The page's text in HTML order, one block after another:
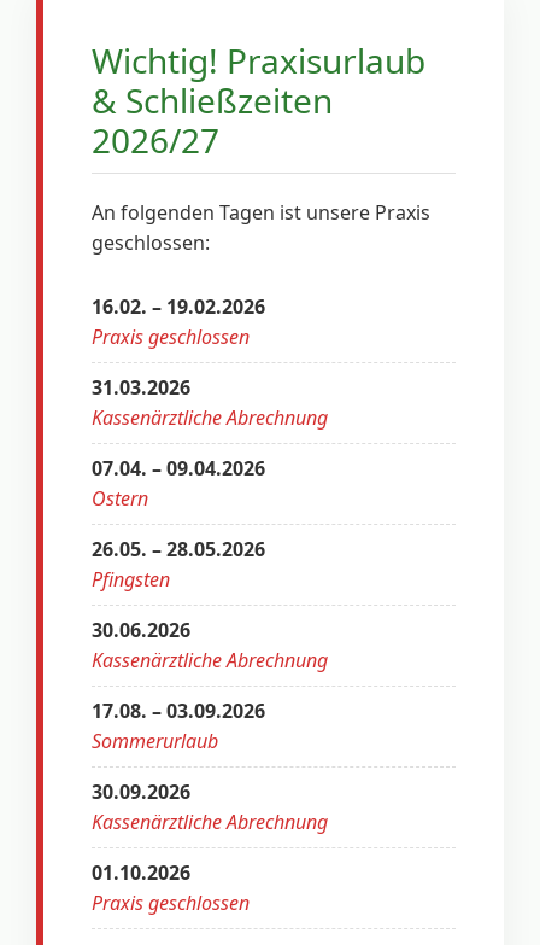
Wichtig! Praxisurlaub
& Schließzeiten
2026/27
An folgenden Tagen ist unsere Praxis
geschlossen:
16.02. – 19.02.2026
Praxis geschlossen
31.03.2026
Kassenärztliche Abrechnung
07.04. – 09.04.2026
Ostern
26.05. – 28.05.2026
Pfingsten
30.06.2026
Kassenärztliche Abrechnung
17.08. – 03.09.2026
Sommerurlaub
30.09.2026
Kassenärztliche Abrechnung
01.10.2026
Praxis geschlossen